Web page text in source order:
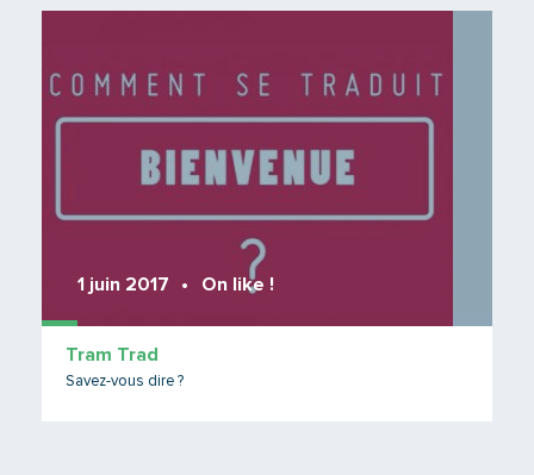
1 juin 2017 On like !
Tram Trad
Savez-vous dire ?